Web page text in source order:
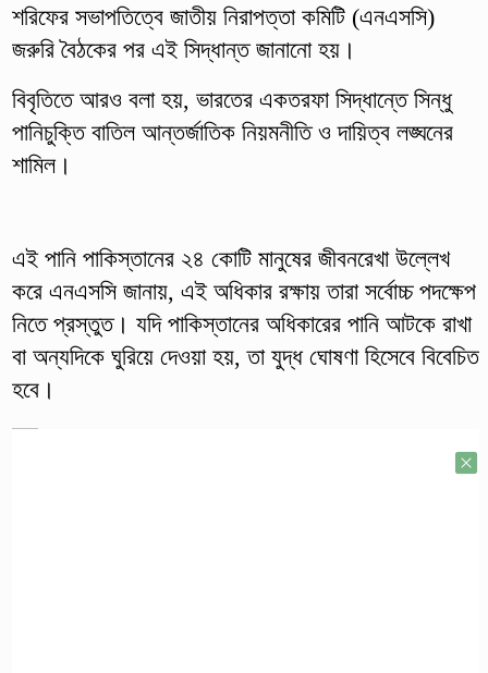
শরিফের সভাপতিত্বে জাতীয় নিরাপত্তা কমিটি (এনএসসি)
জরুরি বৈঠকের পর এই সিদ্ধান্ত জানানো হয়।
বিবৃতিতে আরও বলা হয়, ভারতের একতরফা সিদ্ধান্তে সিন্ধু
পানিচুক্তি বাতিল আন্তর্জাতিক নিয়মনীতি ও দায়িত্ব লঙ্ঘনের
শামিল।
এই পানি পাকিস্তানের ২৪ কোটি মানুষের জীবনরেখা উল্লেখ
করে এনএসসি জানায়, এই অধিকার রক্ষায় তারা সর্বোচ্চ পদক্ষেপ
নিতে প্রস্তুত। যদি পাকিস্তানের অধিকারের পানি আটকে রাখা
বা অন্যদিকে ঘুরিয়ে দেওয়া হয়, তা যুদ্ধ ঘোষণা হিসেবে বিবেচিত
হবে।